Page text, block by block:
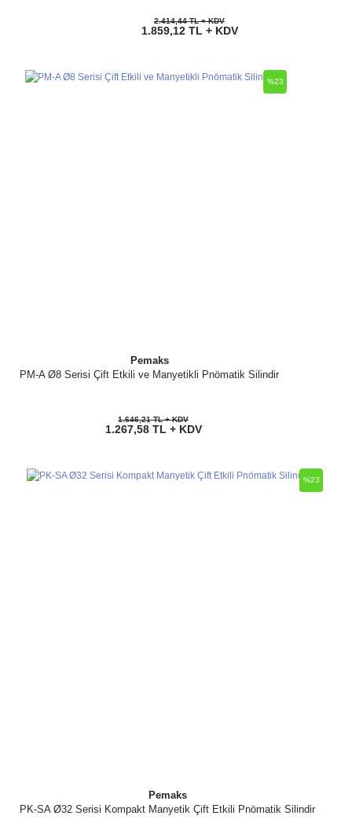
2.414,44 TL + KDV
1.859,12 TL + KDV
Pemaks
PM-A Ø8 Serisi Çift Etkili ve Manyetikli Pnömatik Silindir
%23
1.646,21 TL + KDV
1.267,58 TL + KDV
Pemaks
PK-SA Ø32 Serisi Kompakt Manyetik Çift Etkili Pnömatik Silindir
%23